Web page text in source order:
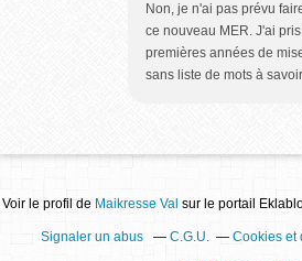
Non, je n'ai pas prévu
ce nouveau MER. J'ai
premières années de
sans liste de mots à
Voir le profil de Maikresse Val sur le portail
Signaler un abus C.G.U. Cookies et